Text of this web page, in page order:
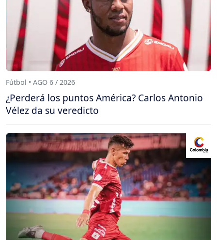
Fútbol • AGO 6 / 2026
¿Perderá los puntos América? Carlos Antonio
Vélez da su veredicto